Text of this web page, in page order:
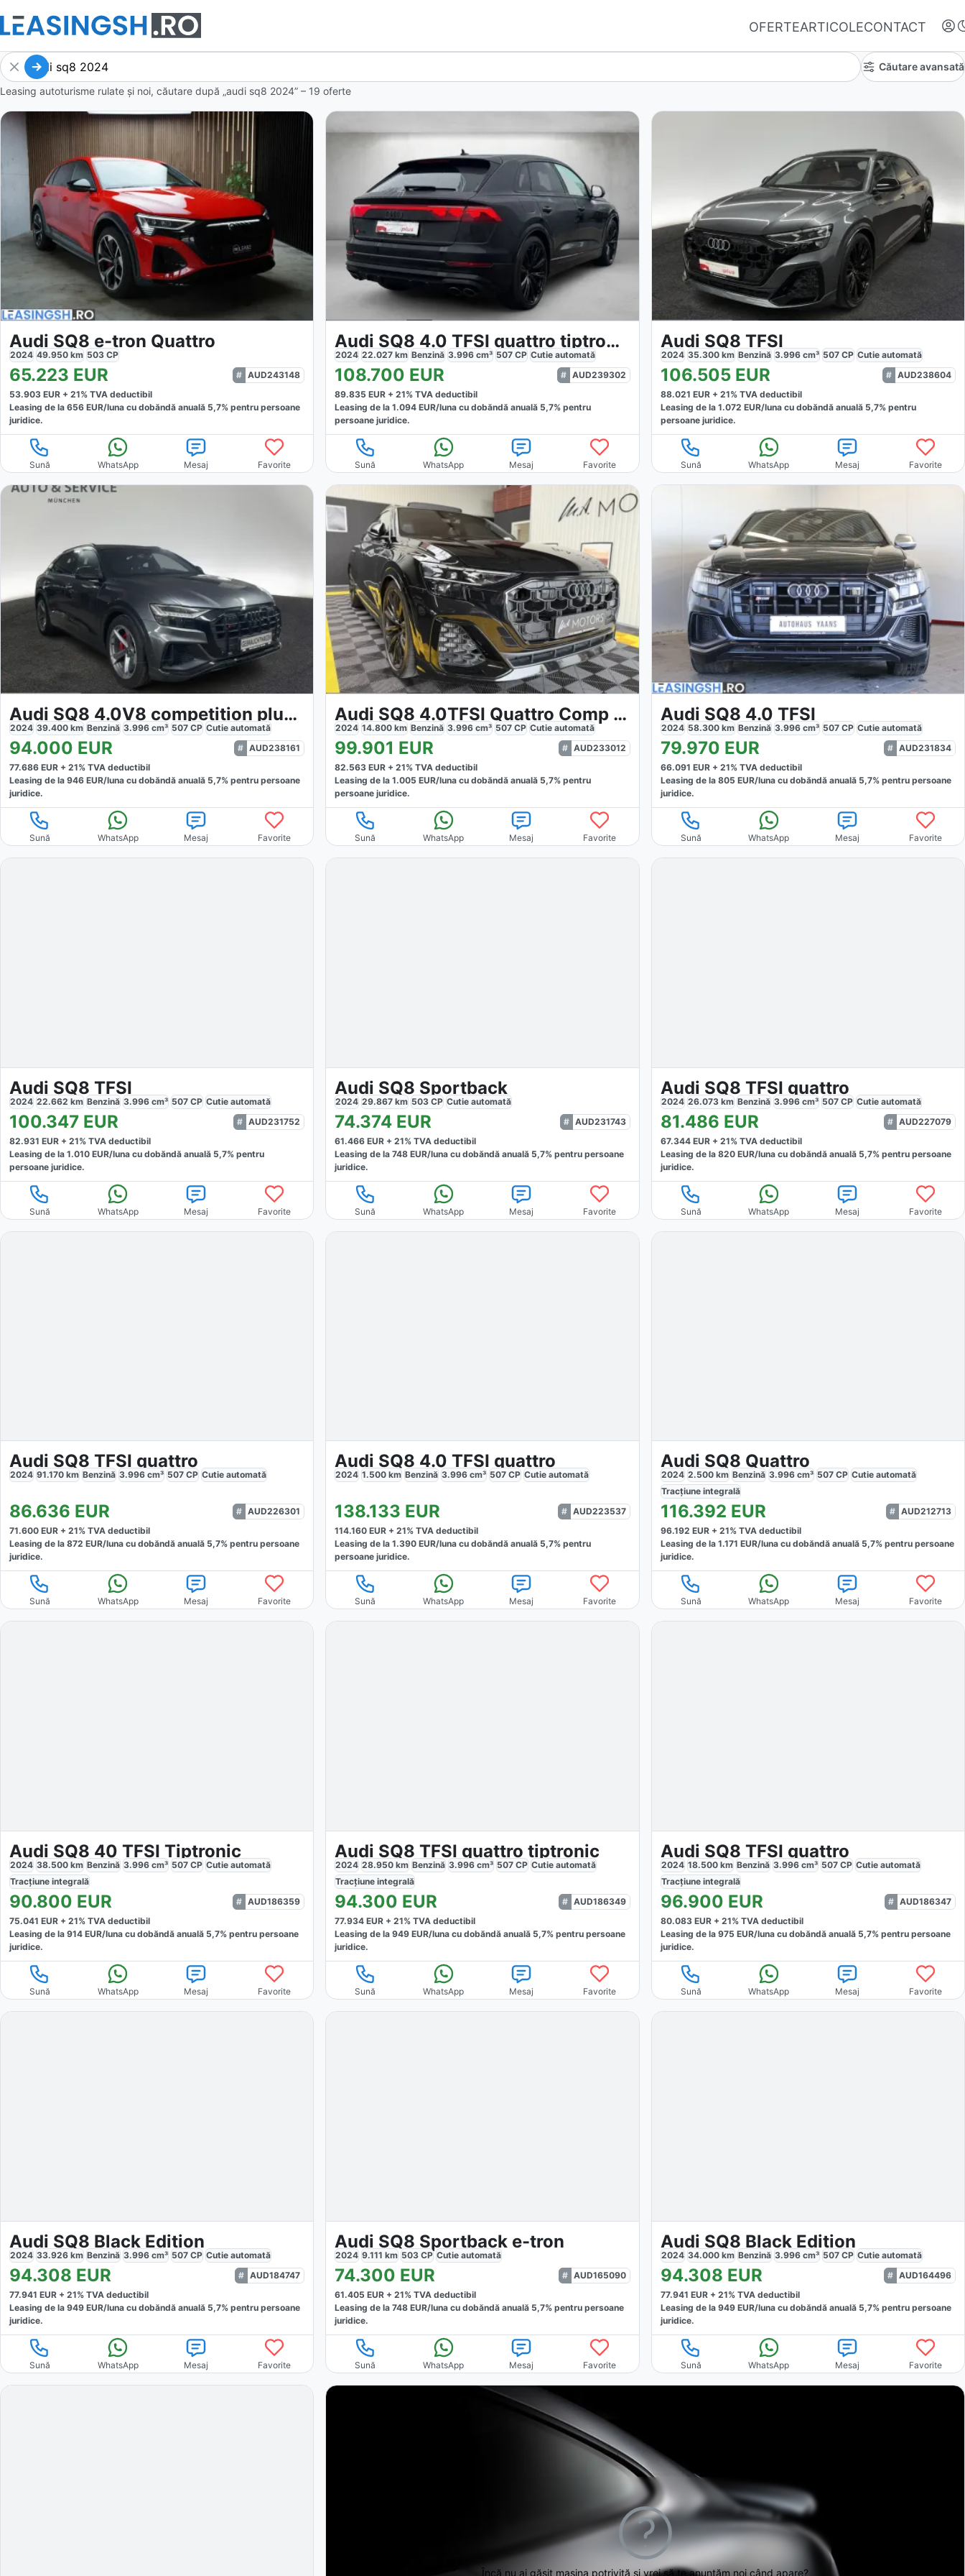
OFERTEARTICOLECONTACT
Autentifică-te
Nu ai oferte favorite
Căutare avansată
Leasing autoturisme rulate și noi, căutare după „audi sq8 2024” – 19 oferte
Audi SQ8 e-tron Quattro
2024 49.950 km 503 CP
65.223 EUR
AUD243148
53.903 EUR + 21% TVA deductibil
Leasing de la 656 EUR/luna cu dobăndă anuală 5,7% pentru persoane
juridice.
Sună WhatsApp Mesaj Favorite
Audi SQ8 4.0 TFSI quattro tiptronic
2024 22.027 km Benzină 3.996 cm³ 507 CP Cutieautomată
108.700 EUR
AUD239302
89.835 EUR +21% TVA deductibil
Leasing de la1.094 EUR/luna cu dobăndă anuală 5,7% pentru
persoane juridice.
Sună WhatsApp Mesaj Favorite
Audi SQ8 TFSI
2024 35.300km Benzină 3.996cm³ 507CP Cutie automată
106.505EUR
AUD238604
88.021 EUR + 21% TVA deductibil
Leasing de la 1.072 EUR/lunacu dobăndă anuală 5,7% pentru
persoane juridice.
Sună WhatsApp Mesaj Favorite
Audi SQ8 4.0V8 competition plus quattro
2024 39.400 km Benzină 3.996 cm³ 507 CP Cutie automată
94.000 EUR
AUD238161
77.686 EUR + 21% TVA deductibil
Leasing de la 946 EUR/luna cu dobăndă anuală 5,7% pentru persoane
juridice.
Sună WhatsApp Mesaj Favorite
Audi SQ8 4.0TFSI Quattro Comp Plus
2024 14.800 km Benzină 3.996 cm³ 507 CP Cutieautomată
99.901 EUR
AUD233012
82.563 EUR +21% TVA deductibil
Leasing de la1.005 EUR/luna cu dobăndă anuală 5,7% pentru
persoane juridice.
Sună WhatsApp Mesaj Favorite
Audi SQ8 4.0 TFSI
2024 58.300km Benzină 3.996cm³ 507CP Cutie automată
79.970 EUR
AUD231834
66.091 EUR + 21% TVA deductibil
Leasing de la 805 EUR/lunacu dobăndă anuală 5,7% pentru persoane
juridice.
Sună WhatsApp Mesaj Favorite
Audi SQ8 TFSI
2024 22.662 km Benzină 3.996 cm³ 507 CP Cutie automată
100.347 EUR
AUD231752
82.931 EUR + 21% TVA deductibil
Leasing de la 1.010 EUR/luna cu dobăndă anuală 5,7% pentru
persoane juridice.
Sună WhatsApp Mesaj Favorite
Audi SQ8 Sportback
2024 29.867 km 503 CP Cutieautomată
74.374 EUR
AUD231743
61.466 EUR +21% TVA deductibil
Leasing de la748 EUR/luna cu dobăndă anuală 5,7% pentru persoane
juridice.
Sună WhatsApp Mesaj Favorite
Audi SQ8 TFSI quattro
2024 26.073km Benzină 3.996cm³ 507CP Cutie automată
81.486 EUR
AUD227079
67.344EUR + 21% TVA deductibil
Leasing de la 820EUR/lunacu dobăndă anuală 5,7% pentru persoane
juridice.
Sună WhatsApp Mesaj Favorite
Audi SQ8 TFSI quattro
2024 91.170 km Benzină 3.996 cm³ 507 CP Cutie automată
86.636 EUR
AUD226301
71.600 EUR + 21% TVA deductibil
Leasing de la 872 EUR/luna cu dobăndă anuală 5,7% pentru persoane
juridice.
Sună WhatsApp Mesaj Favorite
Audi SQ8 4.0 TFSI quattro
2024 1.500 km Benzină 3.996 cm³ 507 CP Cutieautomată
138.133 EUR
AUD223537
114.160 EUR +21% TVA deductibil
Leasing de la1.390 EUR/luna cu dobăndă anuală 5,7% pentru
persoane juridice.
Sună WhatsApp Mesaj Favorite
Audi SQ8 Quattro
2024 2.500km Benzină 3.996cm³ 507CP Cutie automată
Tracțiune integrală
116.392 EUR
AUD212713
96.192 EUR + 21% TVA deductibil
Leasing de la 1.171 EUR/lunacu dobăndă anuală 5,7% pentru persoane
juridice.
Sună WhatsApp Mesaj Favorite
Audi SQ8 40 TFSI Tiptronic
2024 38.500 km Benzină 3.996 cm³ 507 CP Cutie automată
Tracțiune integrală
90.800 EUR
AUD186359
75.041 EUR + 21% TVA deductibil
Leasing de la 914 EUR/luna cu dobăndă anuală 5,7% pentru persoane
juridice.
Sună WhatsApp Mesaj Favorite
Audi SQ8 TFSI quattro tiptronic
2024 28.950 km Benzină 3.996 cm³ 507 CP Cutieautomată
Tracțiuneintegrală
94.300 EUR
AUD186349
77.934 EUR +21% TVA deductibil
Leasing de la949 EUR/luna cu dobăndă anuală 5,7% pentru persoane
juridice.
Sună WhatsApp Mesaj Favorite
Audi SQ8 TFSI quattro
2024 18.500km Benzină 3.996cm³ 507CP Cutie automată
Tracțiune integrală
96.900 EUR
AUD186347
80.083EUR + 21% TVA deductibil
Leasing de la 975 EUR/lunacu dobăndă anuală 5,7% pentru persoane
juridice.
Sună WhatsApp Mesaj Favorite
Audi SQ8 Black Edition
2024 33.926 km Benzină 3.996 cm³ 507 CP Cutie automată
94.308 EUR
AUD184747
77.941 EUR + 21% TVA deductibil
Leasing de la 949 EUR/luna cu dobăndă anuală 5,7% pentru persoane
juridice.
Sună WhatsApp Mesaj Favorite
Audi SQ8 Sportback e-tron
2024 9.111 km 503 CP Cutieautomată
74.300 EUR
AUD165090
61.405 EUR +21% TVA deductibil
Leasing de la748 EUR/luna cu dobăndă anuală 5,7% pentru persoane
juridice.
Sună WhatsApp Mesaj Favorite
Audi SQ8 Black Edition
2024 34.000km Benzină 3.996cm³ 507CP Cutie automată
94.308 EUR
AUD164496
77.941 EUR + 21% TVA deductibil
Leasing de la 949EUR/lunacu dobăndă anuală 5,7% pentru persoane
juridice.
Sună WhatsApp Mesaj Favorite
Încă nu ai găsit mașina potrivită și vrei să te anunțăm noi când apare?